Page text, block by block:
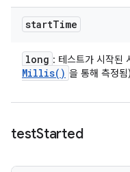
startTime
long : 테스트가 시작된
Millis( ) 을 통해 측정됨
testStarted